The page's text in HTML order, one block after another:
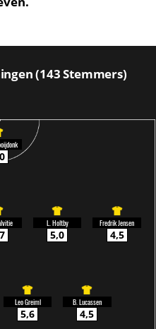
(143 Stemmers)
L. Holtby
5,0
Fredrik Jensen
4,5
Leo Greiml
5,6
B. Lucassen
4,5